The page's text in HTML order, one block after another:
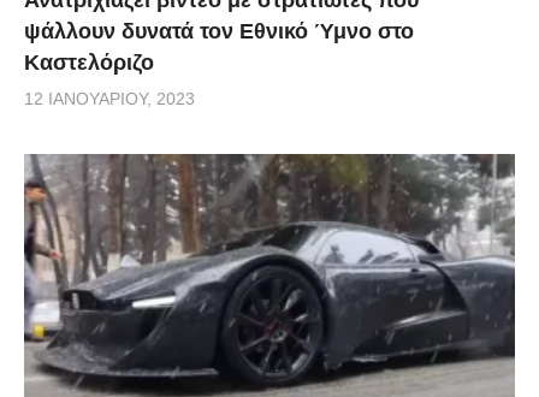
ψάλλουν δυνατά τον Εθνικό Ύμνο στο
Καστελόριζο
12 ΙΑΝΟΥΑΡΊΟΥ, 2023